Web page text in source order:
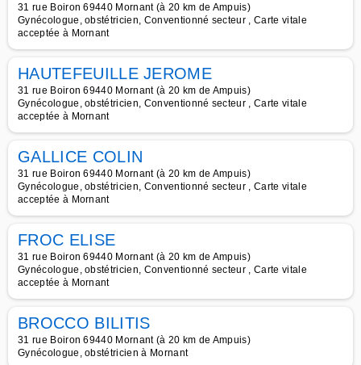
31 rue Boiron 69440 Mornant (à 20 km de Ampuis)
Gynécologue, obstétricien, Conventionné secteur , Carte vitale
acceptée à Mornant
HAUTEFEUILLE JEROME
31 rue Boiron 69440 Mornant (à 20 km de Ampuis)
Gynécologue, obstétricien, Conventionné secteur , Carte vitale
acceptée à Mornant
GALLICE COLIN
31 rue Boiron 69440 Mornant (à 20 km de Ampuis)
Gynécologue, obstétricien, Conventionné secteur , Carte vitale
acceptée à Mornant
FROC ELISE
31 rue Boiron 69440 Mornant (à 20 km de Ampuis)
Gynécologue, obstétricien, Conventionné secteur , Carte vitale
acceptée à Mornant
BROCCO BILITIS
31 rue Boiron 69440 Mornant (à 20 km de Ampuis)
Gynécologue, obstétricien à Mornant